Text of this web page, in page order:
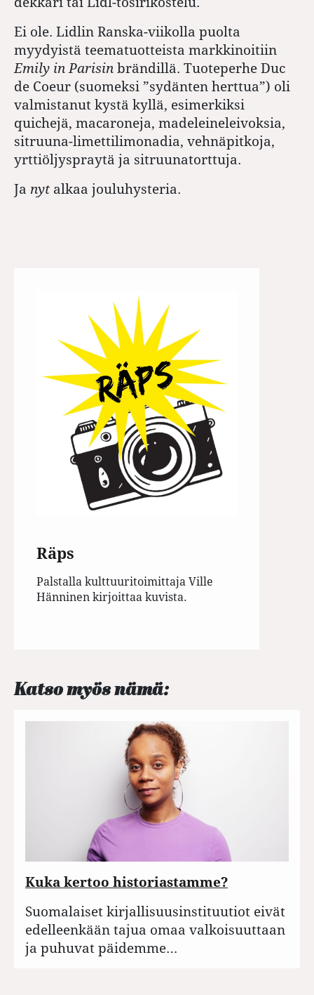
Ei ole. Lidlin Ranska-viikolla puolta
myydyistä teematuotteista markkinoitiin
Emily in Parisin brändillä. Tuoteperhe Duc
de Coeur (suomeksi ”sydänten herttua”) oli
valmistanut kystä kyllä, esimerkiksi
quichejä, macaroneja, madeleineleivoksia,
sitruuna-limettilimonadia, vehnäpitkoja,
yrttiöljyspraytä ja sitruunatorttuja.
Ja nyt alkaa jouluhysteria.
Räps
Palstalla kulttuuritoimittaja Ville
Hänninen kirjoittaa kuvista.
Katso myös nämä:
Kuka kertoo historiastamme?
Suomalaiset kirjallisuusinstituutiot eivät
edelleenkään tajua omaa valkoisuuttaan
ja puhuvat päidemme…